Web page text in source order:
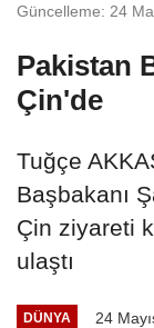
Güncelleme: 24
Pakistan
Çin'de
Tuğçe
Başbakanı
Çin ziyareti
ulaştı
DÜNYA 24